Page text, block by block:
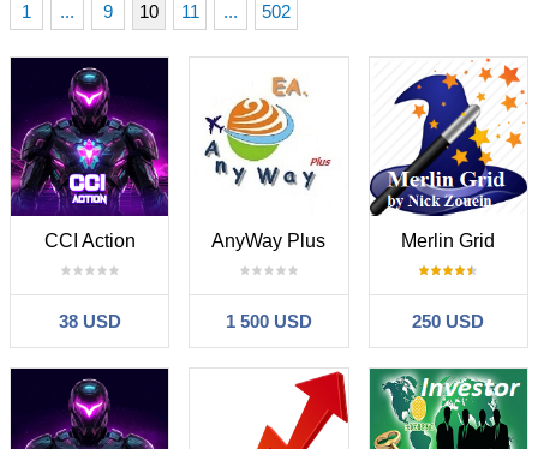
1 ... 9 10 11 ... 502
CCI Action
38 USD
AnyWay Plus
1 500 USD
Merlin Grid
250 USD